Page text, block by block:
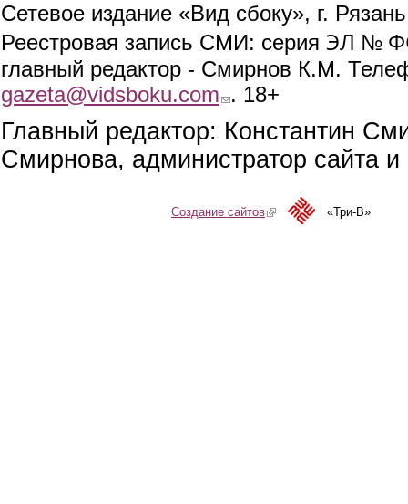
Сетевое издание «Вид сбоку», г.
Реестровая запись СМИ: серия ЭЛ №
главный редактор - Смирнов К.М.
gazeta@vidsboku.com (link sends e-mail)
. 18+
Главный редактор: Константин
Смирнова, администратор сайта
Создание сайтов(link is external)«Три-В»